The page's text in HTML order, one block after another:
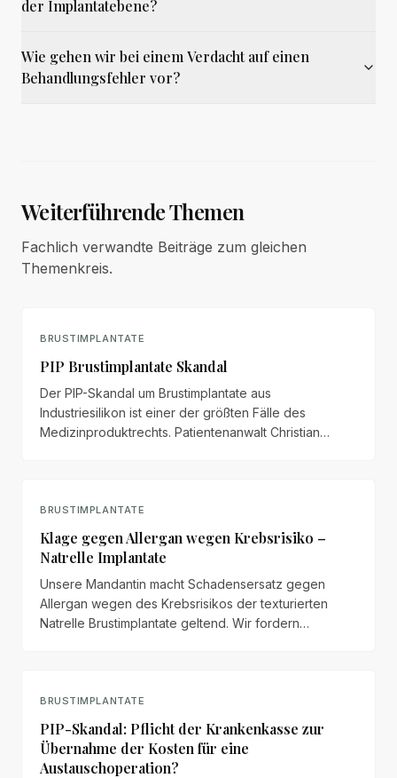
der Implantatebene?
Wie gehen wir bei einem Verdacht auf einen
Behandlungsfehler vor?
Weiterführende Themen
Fachlich verwandte Beiträge zum gleichen
Themenkreis.
BRUSTIMPLANTATE
PIP Brustimplantate Skandal
Der PIP-Skandal um Brustimplantate aus
Industriesilikon ist einer der größten Fälle des
Medizinproduktrechts. Patientenanwalt Christian
BRUSTIMPLANTATE
Klage gegen Allergan wegen Krebsrisiko –
Natrelle Implantate
Unsere Mandantin macht Schadensersatz gegen
Allergan wegen des Krebsrisikos der texturierten
Natrelle Brustimplantate geltend. Wir fordern
BRUSTIMPLANTATE
PIP-Skandal: Pflicht der Krankenkasse zur
Übernahme der Kosten für eine
Austauschoperation?